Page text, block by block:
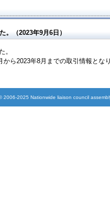
。（2023年9月6日）
。
から2023年8月までの取引情報とな
2006-2025 Nationwide liaison council